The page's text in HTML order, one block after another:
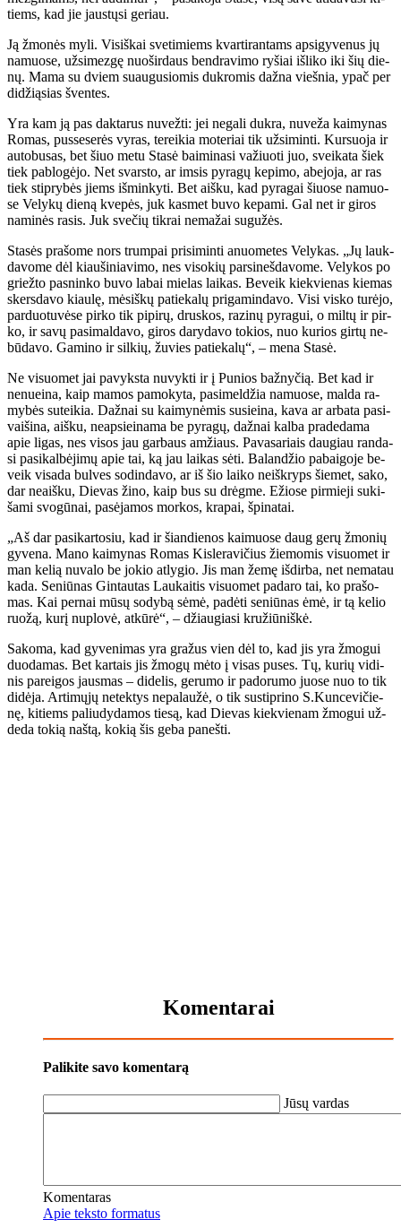
tiems, kad jie jaus­tų­si ge­riau.
Ją žmo­nės my­li. Vi­siš­kai sve­ti­miems kvar­ti­ran­tams ap­si­gy­ve­nus jų
na­muo­se, už­si­mez­gę nuo­šir­daus ben­dra­vi­mo ry­šiai iš­li­ko iki šių die­
nų. Ma­ma su dviem su­au­gu­sio­mis duk­ro­mis daž­na vieš­nia, ypač per
di­dži­ą­sias šven­tes.
Yra kam ją pas dak­ta­rus nu­vež­ti: jei ne­ga­li duk­ra, nu­ve­ža kai­my­nas
Ro­mas, pus­se­se­rės vy­ras, te­rei­kia mo­te­riai tik už­si­min­ti. Kur­suo­ja ir
au­to­bu­sas, bet šiuo me­tu Sta­sė bai­mi­na­si va­žiuo­ti juo, svei­ka­ta šiek
tiek pa­blo­gė­jo. Net svars­to, ar im­sis py­ra­gų ke­pi­mo, abe­jo­ja, ar ras
tiek stip­ry­bės jiems iš­min­ky­ti. Bet aiš­ku, kad py­ra­gai šiuo­se na­muo­
se Ve­ly­kų die­ną kve­pės, juk kas­met bu­vo ke­pa­mi. Gal net ir gi­ros
na­mi­nės ra­sis. Juk sve­čių tik­rai ne­ma­žai su­gu­žės.
Sta­sės pra­šo­me nors trum­pai pri­si­min­ti anuo­me­tes Ve­ly­kas. „Jų lauk­
da­vo­me dėl kiau­ši­nia­vi­mo, nes vi­so­kių par­si­neš­da­vo­me. Ve­ly­kos po
griež­to pas­nin­ko bu­vo la­bai mie­las lai­kas. Be­veik kiek­vie­nas kie­mas
skers­da­vo kiau­lę, mė­siš­kų pa­tie­ka­lų pri­ga­min­da­vo. Vi­si vis­ko tu­rė­jo,
par­duo­tu­vė­se pir­ko tik pi­pi­rų, drus­kos, ra­zi­nų py­ra­gui, o mil­tų ir pir­
ko, ir sa­vų pa­si­mal­da­vo, gi­ros da­ry­da­vo to­kios, nuo ku­rios gir­tų ne­
bū­da­vo. Ga­mi­no ir sil­kių, žu­vies pa­tie­ka­lų“, – me­na Sta­sė.
Ne vi­suo­met jai pa­vyks­ta nu­vyk­ti ir į Pu­nios baž­ny­čią. Bet kad ir
ne­nu­ei­na, kaip ma­mos pa­mo­ky­ta, pa­si­mel­džia na­muo­se, mal­da ra­
my­bės su­tei­kia. Daž­nai su kai­my­nė­mis su­si­ei­na, ka­va ar ar­ba­ta pa­si­
vai­ši­na, aiš­ku, neap­si­ei­na­ma be py­ra­gų, daž­nai kal­ba pra­de­da­ma
apie li­gas, nes vi­sos jau gar­baus am­žiaus. Pa­va­sa­riais dau­giau ran­da­
si pa­si­kal­bė­ji­mų apie tai, ką jau lai­kas sė­ti. Ba­lan­džio pa­bai­go­je be­
veik vi­sa­da bul­ves so­din­da­vo, ar iš šio lai­ko ne­iš­kryps šie­met, sa­ko,
dar ne­aiš­ku, Die­vas ži­no, kaip bus su drėg­me. Ežio­se pir­mie­ji su­ki­
ša­mi svo­gū­nai, pa­sė­ja­mos mor­kos, kra­pai, špi­na­tai.
„Aš dar pa­si­kar­to­siu, kad ir šian­die­nos kai­muo­se daug ge­rų žmo­nių
gy­ve­na. Ma­no kai­my­nas Ro­mas Kis­le­ra­vi­čius žie­mo­mis vi­suo­met ir
man ke­lią nu­va­lo be jo­kio at­ly­gio. Jis man že­mę iš­dir­ba, net ne­ma­tau
ka­da. Se­niū­nas Gin­tau­tas Lau­kai­tis vi­suo­met pa­da­ro tai, ko pra­šo­
mas. Kai per­nai mū­sų so­dy­bą sė­mė, pa­dė­ti se­niū­nas ėmė, ir tą ke­lio
ruo­žą, ku­rį nu­plo­vė, at­kū­rė“, – džiau­gia­si kru­žiū­niš­kė.
Sa­ko­ma, kad gy­ve­ni­mas yra gra­žus vien dėl to, kad jis yra žmo­gui
duo­da­mas. Bet kar­tais jis žmo­gų mė­to į vi­sas pu­ses. Tų, ku­rių vi­di­
nis pa­rei­gos jaus­mas – di­de­lis, ge­ru­mo ir pa­do­ru­mo juo­se nuo to tik
di­dė­ja. Ar­ti­mų­jų ne­tek­tys ne­pa­lau­žė, o tik su­stip­ri­no S.Kun­ce­vi­čie­
nę, ki­tiems pa­liu­dy­da­mos tie­są, kad Die­vas kiek­vie­nam žmo­gui už­
de­da to­kią naš­tą, ko­kią šis ge­ba pa­neš­ti.
Komentarai
Palikite savo komentarą
Jūsų vardas
Komentaras
Apie teksto formatus